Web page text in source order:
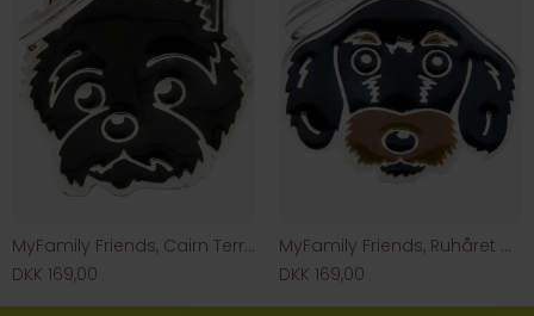
MyFamily Friends, Cairn Terrier
DKK 169,00
MyFamily Friends, Ruhåret Gravhund
DKK 169,00